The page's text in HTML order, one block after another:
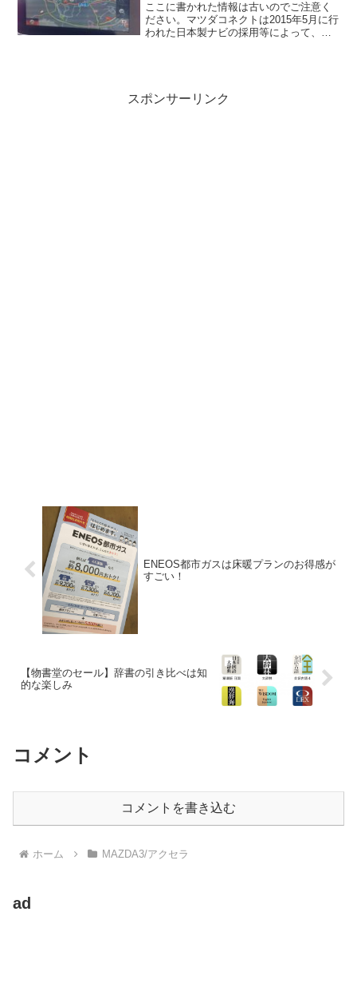
ここに書かれた情報は古いのでご注意く
ださい。マツダコネクトは2015年5月に行
われた日本製ナビの採用等によって、
スポンサーリンク
ENEOS都市ガスは床暖プランのお得感が
すごい！
【物書堂のセール】辞書の引き比べは知
的な楽しみ
コメント
コメントを書き込む
ホーム MAZDA3/アクセラ
ad